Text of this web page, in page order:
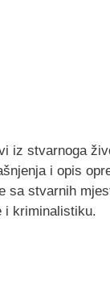
iz stvarnoga
i opis
sa stvarnih
i kriminalistiku.